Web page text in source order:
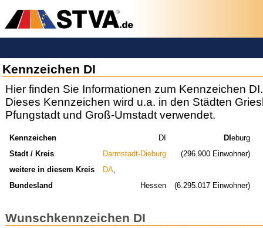
Kennzeichen DI
Hier finden Sie Informationen zum Kennzeichen DI.
Dieses Kennzeichen wird u.a. in den Städten
Pfungstadt und Groß-Umstadt verwendet.
Kennzeichen DI DIeburg
Stadt / Kreis
Darmstadt-Dieburg
(296.900 Einwohner)
weitere in diesem Kreis
DA,
Bundesland
Hessen (6.295.017 Einwohner)
Wunschkennzeichen DI